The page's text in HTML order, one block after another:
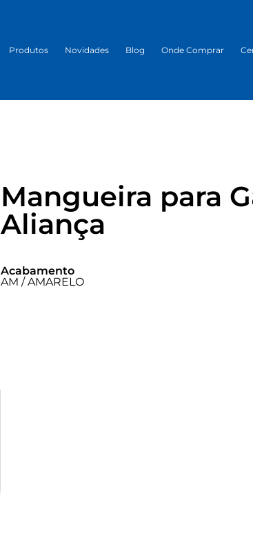
Produtos Novidades Blog Onde Comprar
Mangueira para
Aliança
Acabamento
AM / AMARELO